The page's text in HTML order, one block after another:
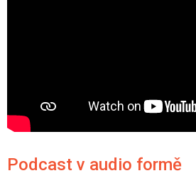
Podcast v audio formě